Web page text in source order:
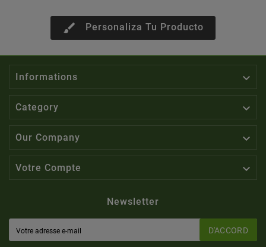
brush Personaliza Tu Producto
Informations 
Category 
Our Company 
Votre Compte 
Newsletter
D'ACCORD